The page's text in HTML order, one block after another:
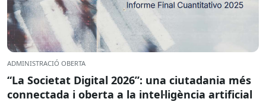
ADMINISTRACIÓ OBERTA
“La Societat Digital 2026”: una ciutadania més
connectada i oberta a la intel·ligència artificial